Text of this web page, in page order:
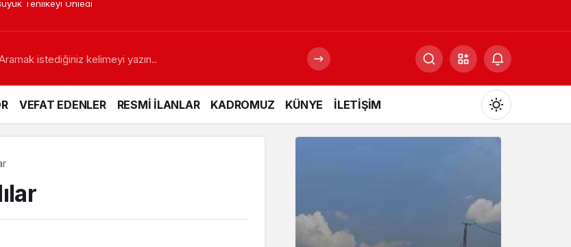
VEFAT EDENLER RESMİ İLANLAR KADROMUZ KÜNYE İLETİŞİM
Mod
değiştir